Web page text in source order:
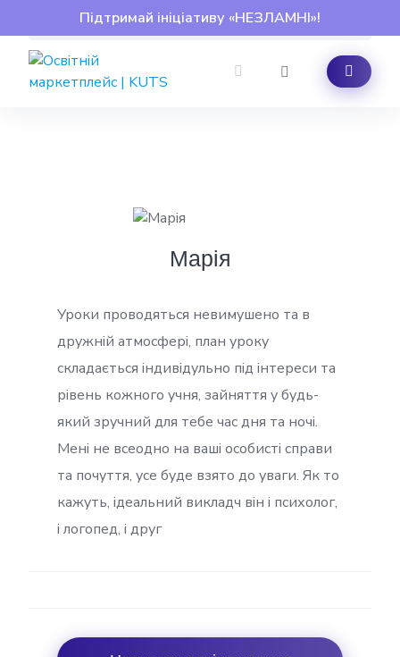
Підтримай ініціативу «НЕЗЛАМНІ»!
to
content
Марія
Уроки проводяться невимушено та в
дружній атмосфері, план уроку
складається індивідульно під інтереси та
рівень кожного учня, зайняття у будь-
який зручний для тебе час дня та ночі.
Мені не всеодно на ваші особисті справи
та почуття, усе буде взято до уваги. Як то
кажуть, ідеальний викладч він і психолог,
і логопед, і друг